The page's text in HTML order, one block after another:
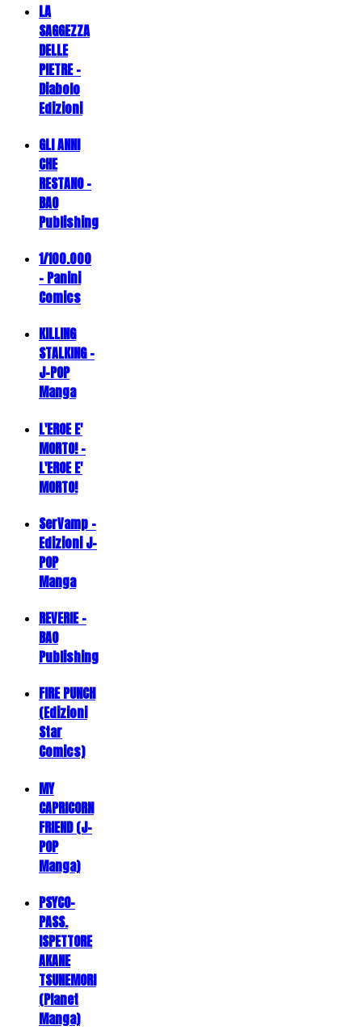
LA
SAGGEZZA
DELLE
PIETRE -
Diabolo
Edizioni
GLI ANNI
CHE
RESTANO -
BAO
Publishing
1/100.000
- Panini
Comics
KILLING
STALKING -
J-POP
Manga
L'EROE E'
MORTO! -
L'EROE E'
MORTO!
SerVamp -
Edizioni J-
POP
Manga
REVERIE -
BAO
Publishing
FIRE PUNCH
(Edizioni
Star
Comics)
MY
CAPRICORN
FRIEND (J-
POP
Manga)
PSYCO-
PASS.
ISPETTORE
AKANE
TSUNEMORI
(Planet
Manga)